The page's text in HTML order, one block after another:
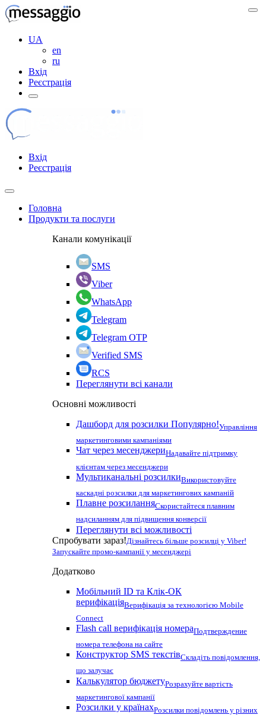
UA
en
ru
Вхід
Реєстрація
Вхід
Реєстрація
Головна
Продукти та послуги
Канали комунікації
SMS
Viber
WhatsApp
Telegram
Telegram OTP
Verified SMS
RCS
Переглянути всі канали
Основні можливості
Дашборд для розсилки Популярно!Управління
маркетинговими кампаніями
Чат через месенджериНадавайте підтримку
клієнтам через месенджери
Мультиканальні розсилкиВикористовуйте
каскадні розсилки для маркетингових кампаній
Плавне розсиланняСкористайтеся плавним
надсиланням для підвищення конверсії
Переглянути всі можливості
Спробувати зараз!Дізнайтесь більше розсилці у Viber!
Запускайте промо-кампанії у месенджері
Додатково
Мобільний ID та Клік-ОК
верифікаціяВерифікація за технологією Mobile
Connect
Flash call верифікація номераПодтверждение
номера телефона на сайте
Конструктор SMS текстівСкладіть повідомлення,
що залучає
Калькулятор бюджетуРозрахуйте вартість
маркетингової кампанії
Розсилки у країнахРозсилки повідомлень у різних